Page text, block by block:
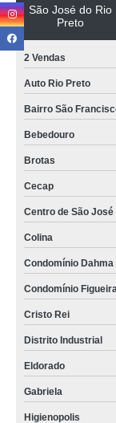
São José do Rio
Preto
2 Vendas
Auto Rio Preto
Bairro São
Bebedouro
Brotas
Cecap
Centro de São
Colina
Condomínio Dahma
Condomínio
Cristo Rei
Distrito Industrial
Eldorado
Gabriela
Higienopolis